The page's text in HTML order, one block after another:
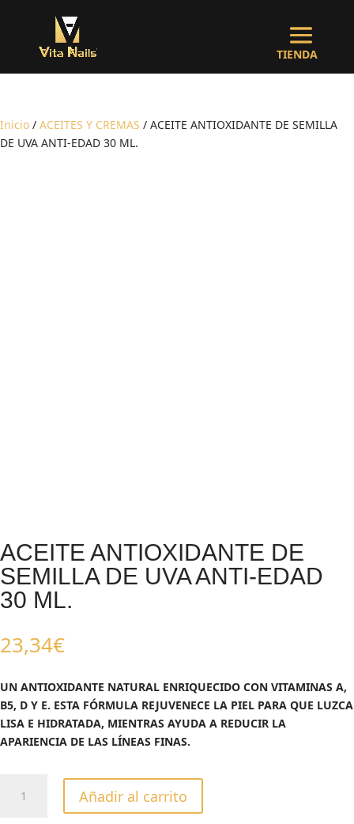
Inicio / ACEITES Y CREMAS / ACEITE ANTIOXIDANTE DE SEMILLA
DE UVA ANTI-EDAD 30 ML.
ACEITE ANTIOXIDANTE DE
SEMILLA DE UVA ANTI-EDAD
30 ML.
23,34€
UN ANTIOXIDANTE NATURAL ENRIQUECIDO CON VITAMINAS A,
B5, D Y E. ESTA FÓRMULA REJUVENECE LA PIEL PARA QUE LUZCA
LISA E HIDRATADA, MIENTRAS AYUDA A REDUCIR LA
APARIENCIA DE LAS LÍNEAS FINAS.
ANTIOXIDANTEAñadir al carrito